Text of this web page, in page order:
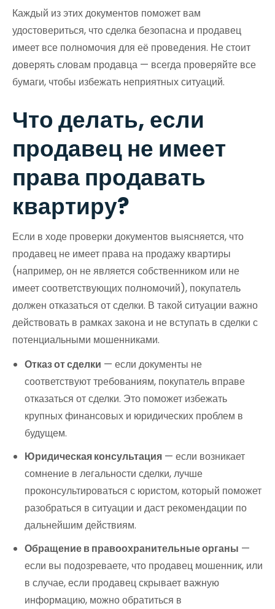
Каждый из этих документов поможет вам
удостовериться, что сделка безопасна и продавец
имеет все полномочия для её проведения. Не стоит
доверять словам продавца — всегда проверяйте все
бумаги, чтобы избежать неприятных ситуаций.
Что делать, если
продавец не имеет
права продавать
квартиру?
Если в ходе проверки документов выясняется, что
продавец не имеет права на продажу квартиры
(например, он не является собственником или не
имеет соответствующих полномочий), покупатель
должен отказаться от сделки. В такой ситуации важно
действовать в рамках закона и не вступать в сделки с
потенциальными мошенниками.
Отказ от сделки — если документы не
соответствуют требованиям, покупатель вправе
отказаться от сделки. Это поможет избежать
крупных финансовых и юридических проблем в
будущем.
Юридическая консультация — если возникает
сомнение в легальности сделки, лучше
проконсультироваться с юристом, который поможет
разобраться в ситуации и даст рекомендации по
дальнейшим действиям.
Обращение в правоохранительные органы —
если вы подозреваете, что продавец мошенник, или
в случае, если продавец скрывает важную
информацию, можно обратиться в